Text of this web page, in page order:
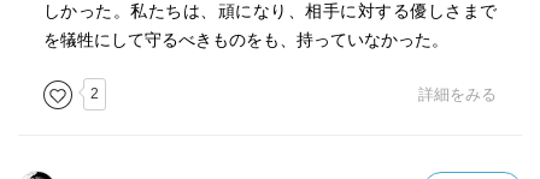
しかった。私たちは、頑になり、相手に対する優しさまで
を犠牲にして守るべきものをも、持っていなかった。
2 詳細をみる